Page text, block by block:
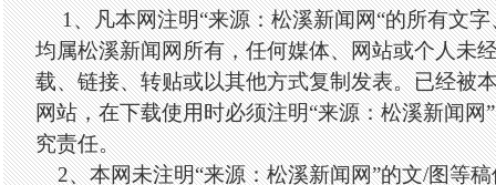
1、凡本网注明“来源：松溪新闻网“的所有文
均属松溪新闻网所有，任何媒体、网站或个人未
载、链接、转贴或以其他方式复制发表。已经被
网站，在下载使用时必须注明“来源：松溪新闻网
究责任。
2、本网未注明“来源：松溪新闻网”的文/图等稿